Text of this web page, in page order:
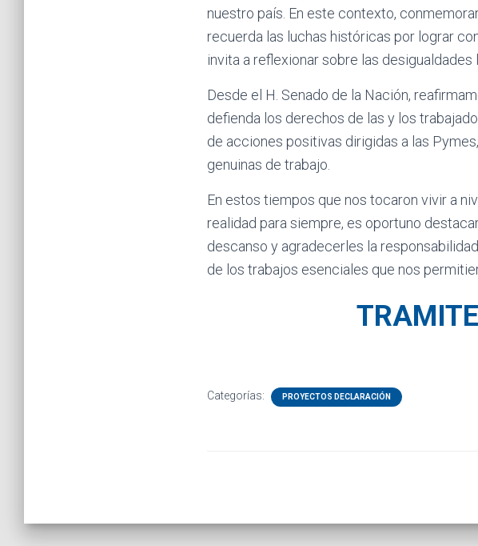
nuestro país. En este contexto,
recuerda las luchas históricas por lograr
invita a reflexionar sobre las
Desde el H. Senado de la Nación,
defienda los derechos de las y los
de acciones positivas dirigidas a las
genuinas de trabajo.
En estos tiempos que nos tocaron vivir a
realidad para siempre, es oportuno
descanso y agradecerles la
de los trabajos esenciales que nos
Categorías: PROYECTOS DECLARACIÓN